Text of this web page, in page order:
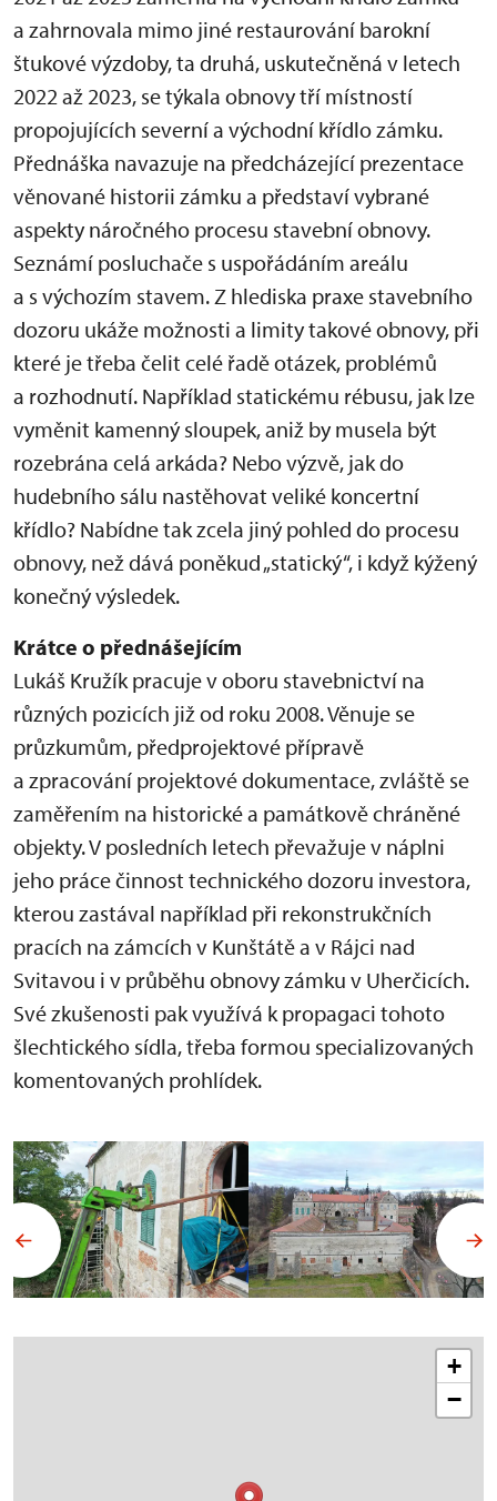
a zahrnovala mimo jiné restaurování barokní
štukové výzdoby, ta druhá, uskutečněná v letech
2022 až 2023, se týkala obnovy tří místností
propojujících severní a východní křídlo zámku.
Přednáška navazuje na předcházející prezentace
věnované historii zámku a představí vybrané
aspekty náročného procesu stavební obnovy.
Seznámí posluchače s uspořádáním areálu
a s výchozím stavem. Z hlediska praxe stavebního
dozoru ukáže možnosti a limity takové obnovy, při
které je třeba čelit celé řadě otázek, problémů
a rozhodnutí. Například statickému rébusu, jak lze
vyměnit kamenný sloupek, aniž by musela být
rozebrána celá arkáda? Nebo výzvě, jak do
hudebního sálu nastěhovat veliké koncertní
křídlo? Nabídne tak zcela jiný pohled do procesu
obnovy, než dává poněkud „statický“, i když kýžený
konečný výsledek.
Krátce o přednášejícím
Lukáš Kružík pracuje v oboru stavebnictví na
různých pozicích již od roku 2008. Věnuje se
průzkumům, předprojektové přípravě
a zpracování projektové dokumentace, zvláště se
zaměřením na historické a památkově chráněné
objekty. V posledních letech převažuje v náplni
jeho práce činnost technického dozoru investora,
kterou zastával například při rekonstrukčních
pracích na zámcích v Kunštátě a v Rájci nad
Svitavou i v průběhu obnovy zámku v Uherčicích.
Své zkušenosti pak využívá k propagaci tohoto
šlechtického sídla, třeba formou specializovaných
komentovaných prohlídek.
+
−